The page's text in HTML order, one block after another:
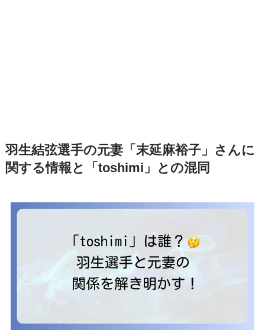
羽生結弦選手の元妻「末延麻裕子」さんに
関する情報と「toshimi」との混同